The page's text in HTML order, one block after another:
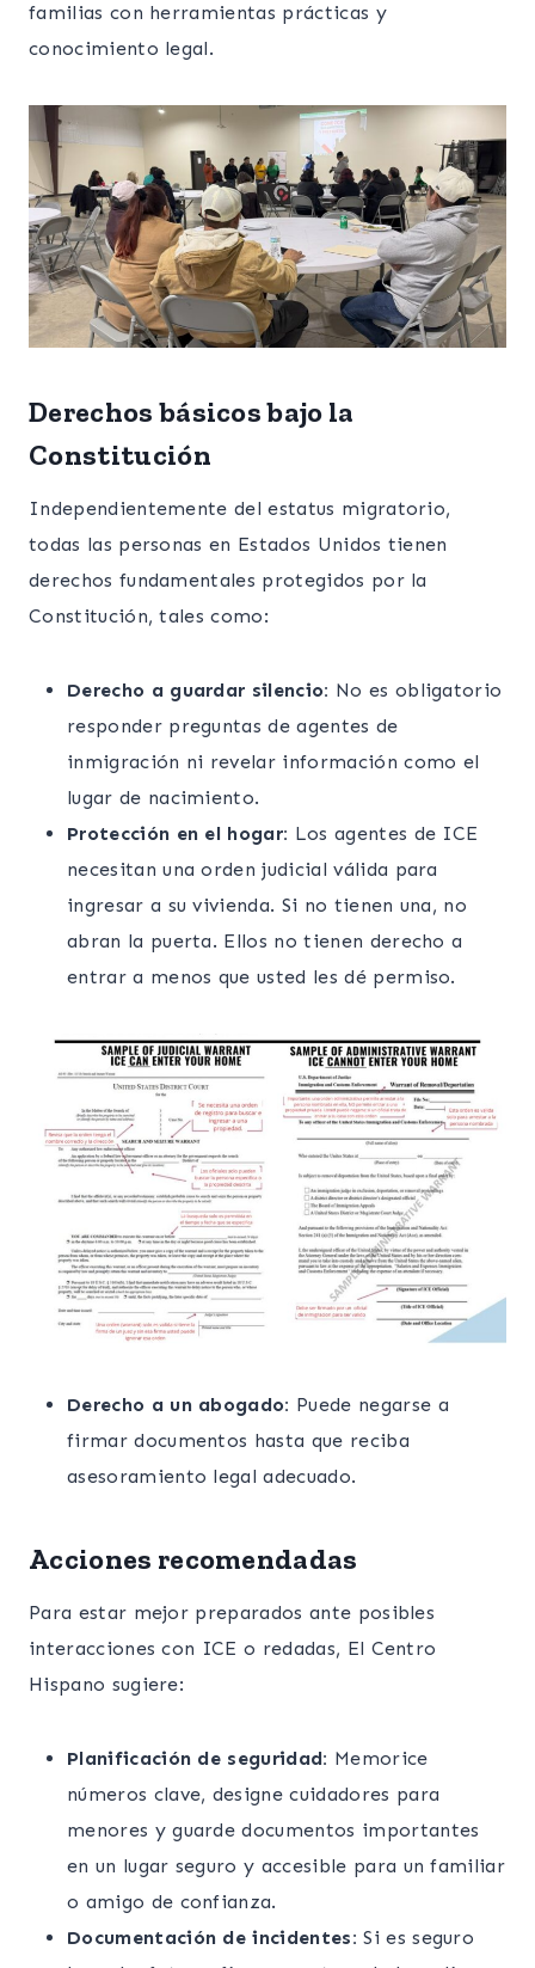
familias con herramientas prácticas y
conocimiento legal.
Derechos básicos bajo la
Constitución
Independientemente del estatus migratorio,
todas las personas en Estados Unidos tienen
derechos fundamentales protegidos por la
Constitución, tales como:
Derecho a guardar silencio: No es obligatorio
responder preguntas de agentes de
inmigración ni revelar información como el
lugar de nacimiento.
Protección en el hogar: Los agentes de ICE
necesitan una orden judicial válida para
ingresar a su vivienda. Si no tienen una, no
abran la puerta. Ellos no tienen derecho a
entrar a menos que usted les dé permiso.
Derecho a un abogado: Puede negarse a
firmar documentos hasta que reciba
asesoramiento legal adecuado.
Acciones recomendadas
Para estar mejor preparados ante posibles
interacciones con ICE o redadas, El Centro
Hispano sugiere:
Planificación de seguridad: Memorice
números clave, designe cuidadores para
menores y guarde documentos importantes
en un lugar seguro y accesible para un familiar
o amigo de confianza.
Documentación de incidentes: Si es seguro